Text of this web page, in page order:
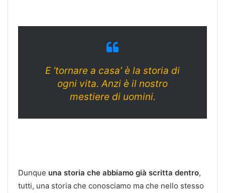
E ‘tornare a casa’ è la storia di
ogni vita. Anzi è il nostro
mestiere di uomini.
Dunque una storia che abbiamo già scritta dentro,
tutti, una storia che conosciamo ma che nello stesso